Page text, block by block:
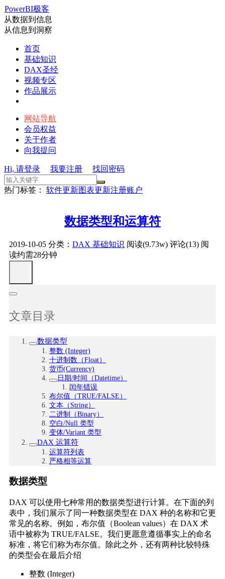
PowerBI极客
从数据到信息
从信息到洞察
首页
基础知识
DAX圣经
视频专区
作品展示
网站导航
会员权益
关于作者
向我提问
Hi, 请登录 我要注册 找回密码
热门标签： 软件更新图表更新注册账户
数据类型和运算符
2019-10-05 分类： DAX 基础知识 阅读(9.73w) 评论(13) 阅
读约需28分钟
文章目录
数据类型
整数 (Integer)
十进制数（Float）
货币(Currency)
日期/时间（Datetime）
闰年错误
布尔值（TRUE/FALSE）
文本（String）
二进制（Binary）
空白/Null 类型
变体/Variant 类型
DAX 运算符
运算符列表
严格相等运算
数据类型
DAX 可以使用七种常用的数据类型进行计算。在下面的列
表中，我们展示了同一种数据类型在 DAX 种的名称和它更
常见的名称。例如，布尔值（Boolean values）在 DAX 术
语中被称为 TRUE/FALSE。我们更愿意遵循事实上的命名
标准，将它们称为布尔值。除此之外，还有两种比较特殊
的类型会在最后介绍
整数 (Integer)